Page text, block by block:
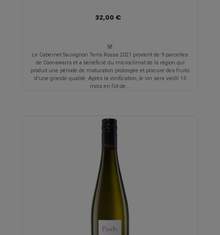
32,00 €
Le Cabernet Sauvignon Terra Rossa 2021 provient de 9 parcelles
de Coonawarra et a bénéficié du microclimat de la région qui
produit une période de maturation prolongée et procure des fruits
d'une grande qualité. Après la vinification, le vin sera vieilli 15
mois en fût de...